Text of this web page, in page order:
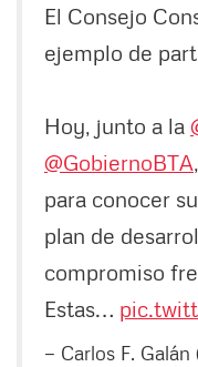
El Consejo
ejemplo de
Hoy, junto a la
@GobiernoBTA
para conocer
plan de
compromiso
Estas…
— Carlos F. Galán